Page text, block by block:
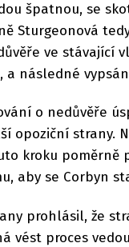
špatnou, se
Sturgeonová
ve stávající
následné
o nedůvěře
opoziční strany.
kroku
aby se Corbyn
prohlásil, že
vést proces